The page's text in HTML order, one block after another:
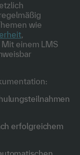
wie
,
einem LMS
erfolgreichem